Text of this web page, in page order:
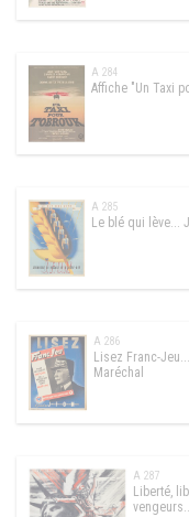
A 284
Affiche "Un Taxi
A 285
Le blé qui lève...
A 286
Lisez Franc-
Maréchal
A 287
Liberté,